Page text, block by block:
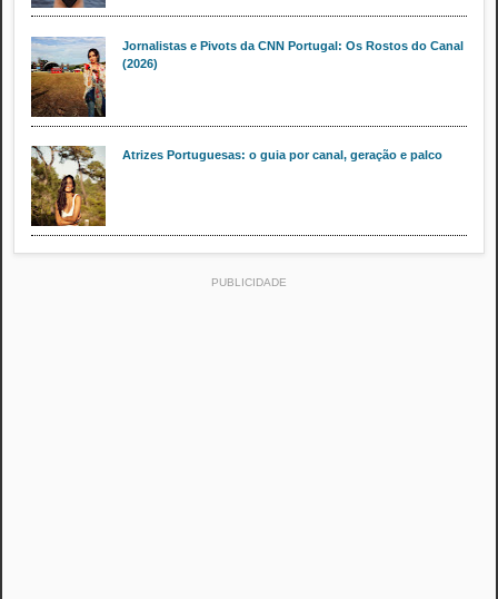
Jornalistas e Pivots da CNN Portugal: Os Rostos do Canal
(2026)
Atrizes Portuguesas: o guia por canal, geração e palco
PUBLICIDADE